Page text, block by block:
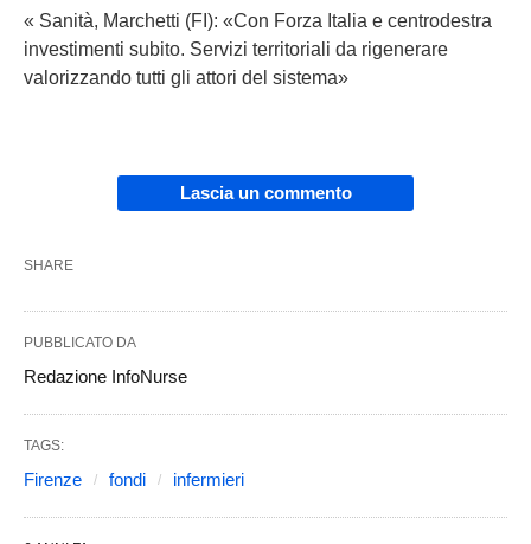
« Sanità, Marchetti (FI): «Con Forza Italia e centrodestra
investimenti subito. Servizi territoriali da rigenerare
valorizzando tutti gli attori del sistema»
Lascia un commento
SHARE
PUBBLICATO DA
Redazione InfoNurse
TAGS:
Firenze fondi infermieri